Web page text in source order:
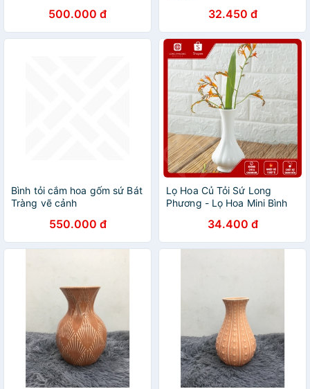
500.000 đ 32.450 đ
Bình tỏi cắm hoa gốm sứ Bát
Tràng vẽ cảnh
550.000 đ
Lọ Hoa Củ Tỏi Sứ Long
Phương - Lọ Hoa Mini Bình
34.400 đ